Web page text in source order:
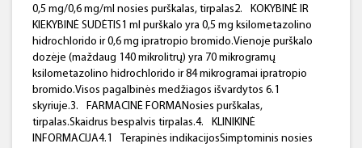
0,5 mg/0,6 mg/ml nosies purškalas, tirpalas2.
KOKYBINĖ IR
KIEKYBINĖ SUDĖTIS1 ml purškalo yra 0,5 mg ksilometazolino
hidrochlorido ir 0,6 mg ipratropio bromido.Vienoje purškalo
dozėje (maždaug 140 mikrolitrų) yra 70 mikrogramų
ksilometazolino hidrochlorido ir 84 mikrogramai ipratropio
bromido.Visos pagalbinės medžiagos išvardytos 6.1
skyriuje.3.
FARMACINĖ FORMANosies purškalas,
tirpalas.Skaidrus bespalvis tirpalas.4.
KLINIKINĖ
INFORMACIJA4.1
Terapinės indikacijosSimptominis nosies